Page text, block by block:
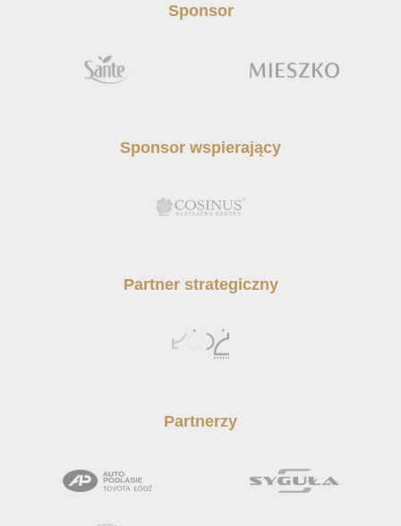
Sponsor
Sponsor wspierający
Partner strategiczny
Partnerzy